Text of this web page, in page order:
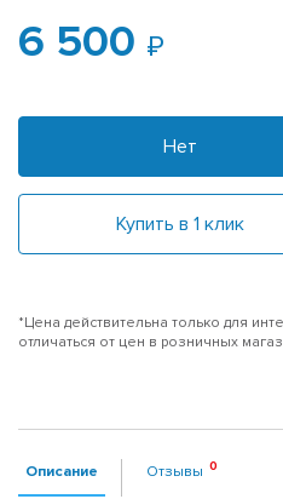
6 500
Нет
Купить в 1 клик
*Цена действительна только для
отличаться от цен в розничных
Описание Отзывы